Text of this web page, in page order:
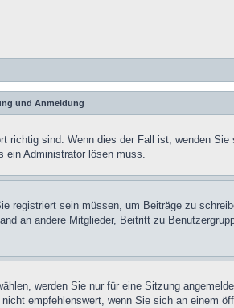
und Anmeldung
sind. Wenn dies der Fall ist, wenden
ein Administrator lösen muss.
registriert sein müssen, um Beiträge zu
an andere Mitglieder, Beitritt zu
werden Sie nur für eine Sitzung
empfehlenswert, wenn Sie sich an einem